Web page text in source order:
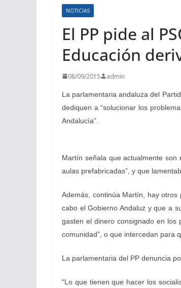
NOTICIAS
El PP pide al
Educación
08/09/2015 admin
La parlamentaria andaluza del
dediquen a “solucionar los
Andalucía”.
Martín señala que actualmente son
aulas prefabricadas”, y que
Además, continúa Martín, hay
cabo el Gobierno Andaluz y que a
gasten el dinero consignado en los
comunidad”, o que intercedan para
La parlamentaria del PP denuncia
“Lo que tienen que hacer los